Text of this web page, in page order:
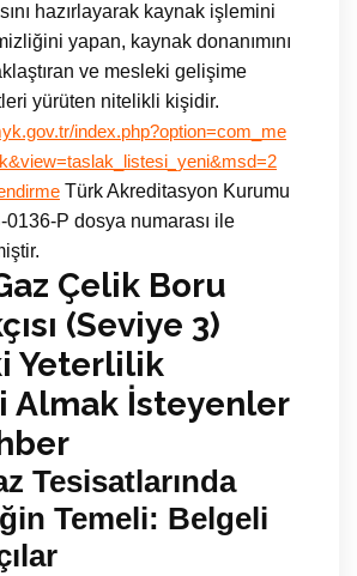
hazırlayarak kaynak işlemini
yapan, kaynak donanımını
ve mesleki gelişime
yürüten nitelikli kişidir.
index.php?option=com_me
Türk Akreditasyon Kurumu
0136-P dosya numarası ile
Çelik Boru
(Seviye 3)
Yeterlilik
Almak İsteyenler
Tesisatlarında
Temeli: Belgeli